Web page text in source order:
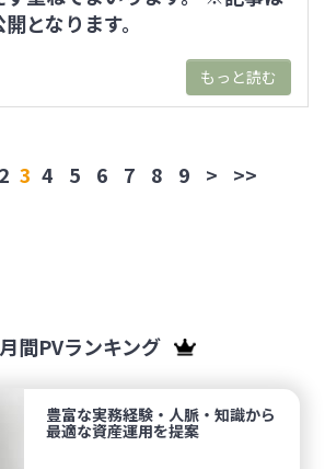
となります。
もっと読む
2 3 4 5 6 7 8 9 > >>
月間PVランキング
豊富な実務経験・人脈・知識から
最適な資産運用を提案